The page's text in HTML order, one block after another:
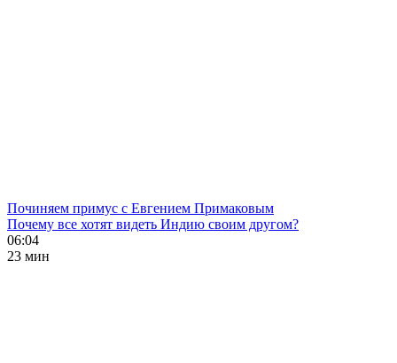
Починяем примус с Евгением Примаковым
Почему все хотят видеть Индию своим другом?
06:04
23 мин